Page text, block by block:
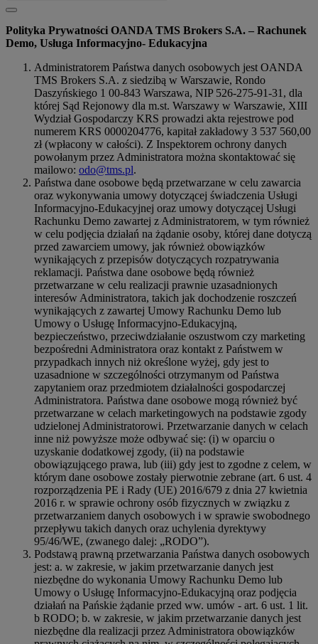
Polityka Prywatności OANDA TMS Brokers S.A. – Rachunek
Demo, Usługa Informacyjno- Edukacyjna
Administratorem Państwa danych osobowych jest OANDA
TMS Brokers S.A. z siedzibą w Warszawie, Rondo
Daszyńskiego 1 00-843 Warszawa, NIP 526-275-91-31, dla
której Sąd Rejonowy dla m.st. Warszawy w Warszawie, XIII
Wydział Gospodarczy KRS prowadzi akta rejestrowe pod
numerem KRS 0000204776, kapitał zakładowy 3 537 560,00
zł (wpłacony w całości). Z Inspektorem ochrony danych
powołanym przez Administratora można skontaktować się
mailowo: odo@tms.pl.
Państwa dane osobowe będą przetwarzane w celu zawarcia
oraz wykonywania umowy dotyczącej świadczenia Usługi
Informacyjno-Edukacyjnej oraz umowy dotyczącej Usługi
Rachunku Demo zawartej z Administratorem, w tym również
w celu podjęcia działań na żądanie osoby, której dane dotyczą
przed zawarciem umowy, jak również obowiązków
wynikających z przepisów dotyczących rozpatrywania
reklamacji. Państwa dane osobowe będą również
przetwarzane w celu realizacji prawnie uzasadnionych
interesów Administratora, takich jak dochodzenie roszczeń
wynikających z zawartej Umowy Rachunku Demo lub
Umowy o Usługę Informacyjno-Edukacyjną,
bezpieczeństwo, przeciwdziałanie oszustwom czy marketing
bezpośredni Administratora oraz kontakt z Państwem w
przypadkach innych niż określone wyżej, gdy jest to
uzasadnione w szczególności otrzymanym od Państwa
zapytaniem oraz przedmiotem działalności gospodarczej
Administratora. Państwa dane osobowe mogą również być
przetwarzane w celach marketingowych na podstawie zgody
udzielonej Administratorowi. Przetwarzanie danych w celach
inne niż powyższe może odbywać się: (i) w oparciu o
uzyskanie dodatkowej zgody, (ii) na podstawie
obowiązującego prawa, lub (iii) gdy jest to zgodne z celem, w
którym dane osobowe zostały pierwotnie zebrane (art. 6 ust. 4
rozporządzenia PE i Rady (UE) 2016/679 z dnia 27 kwietnia
2016 r. w sprawie ochrony osób fizycznych w związku z
przetwarzaniem danych osobowych i w sprawie swobodnego
przepływu takich danych oraz uchylenia dyrektywy
95/46/WE, (zwanego dalej: „RODO”).
Podstawą prawną przetwarzania Państwa danych osobowych
jest: a. w zakresie, w jakim przetwarzanie danych jest
niezbędne do wykonania Umowy Rachunku Demo lub
Umowy o Usługę Informacyjno-Edukacyjną oraz podjęcia
działań na Pańskie żądanie przed ww. umów - art. 6 ust. 1 lit.
b RODO; b. w zakresie, w jakim przetwarzanie danych jest
niezbędne dla realizacji przez Administratora obowiązków